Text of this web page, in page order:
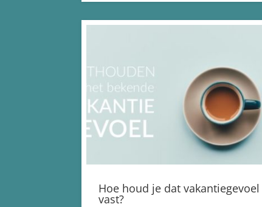
Hoe houd je dat
vast?